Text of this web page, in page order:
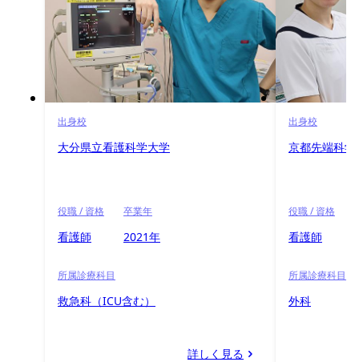
出身校
大分県立看護科学大学
役職 / 資格
看護師
卒業年
2021年
所属診療科目
救急科（ICU含む）
詳しく見る
出身校
京都先端科学
役職 / 資格
看護師
所属診療科目
外科